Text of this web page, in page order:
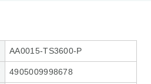
AA0015-TS3600-P
4905009998678